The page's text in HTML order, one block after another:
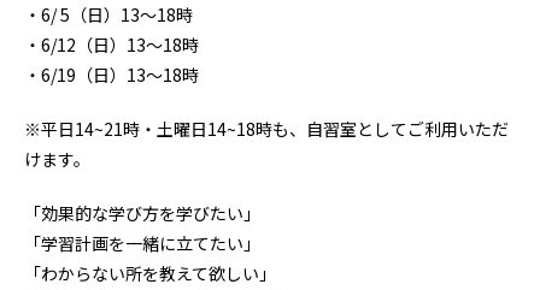
・6/ 5（日）13～18時
・6/12（日）13～18時
・6/19（日）13～18時
※平日14~21時・土曜日14~18時も、自習室としてご利用いただ
けます。
「効果的な学び方を学びたい」
「学習計画を一緒に立てたい」
「わからない所を教えて欲しい」